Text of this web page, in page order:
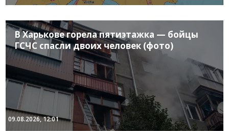
В Харькове горела пятиэтажка — бойцы
ГСЧС спасли двоих человек (фото)
09.08.2026, 12:01